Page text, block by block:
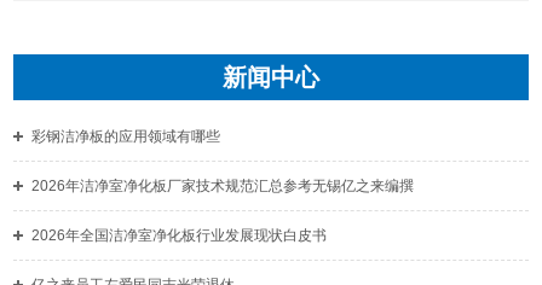
新闻中心
彩钢洁净板的应用领域有哪些
2026年洁净室净化板厂家技术规范汇总参考无锡亿之来编撰
2026年全国洁净室净化板行业发展现状白皮书